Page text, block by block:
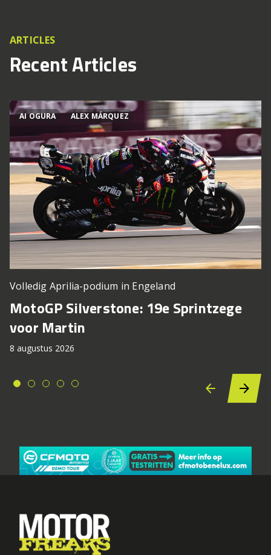
ARTICLES
Recent Articles
AI OGURA ALEX MÁRQUEZ
Volledig Aprilia-podium in Engeland
MotoGP Silverstone: 19e Sprintzege
voor Martin
8 augustus 2026